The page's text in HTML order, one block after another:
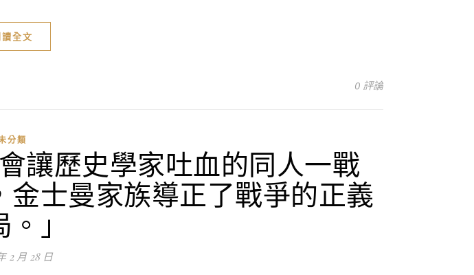
讀全文
0 評論
分類
讓歷史學家吐血的同人一戰
士曼家族導正了戰爭的正義
」
2 月 28 日